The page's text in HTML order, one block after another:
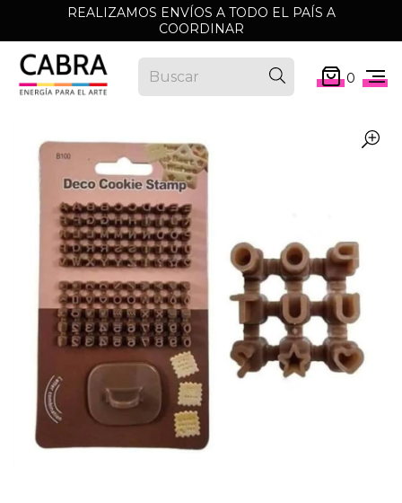
REALIZAMOS ENVÍOS A TODO EL PAÍS A
COORDINAR
0